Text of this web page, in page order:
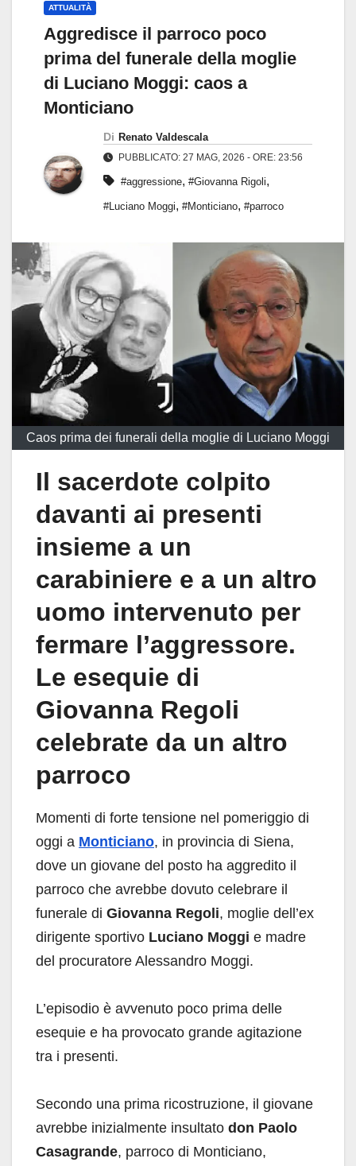
ATTUALITÀ
Aggredisce il parroco poco
prima del funerale della moglie
di Luciano Moggi: caos a
Monticiano
Di Renato Valdescala
PUBBLICATO: 27 MAG, 2026 - ORE: 23:56
#aggressione, #Giovanna Rigoli,
#Luciano Moggi, #Monticiano, #parroco
Caos prima dei funerali della moglie di Luciano Moggi
Il sacerdote colpito
davanti ai presenti
insieme a un
carabiniere e a un altro
uomo intervenuto per
fermare l’aggressore.
Le esequie di
Giovanna Regoli
celebrate da un altro
parroco
Momenti di forte tensione nel pomeriggio di
oggi a Monticiano, in provincia di Siena,
dove un giovane del posto ha aggredito il
parroco che avrebbe dovuto celebrare il
funerale di Giovanna Regoli, moglie dell’ex
dirigente sportivo Luciano Moggi e madre
del procuratore Alessandro Moggi.
L’episodio è avvenuto poco prima delle
esequie e ha provocato grande agitazione
tra i presenti.
Secondo una prima ricostruzione, il giovane
avrebbe inizialmente insultato don Paolo
Casagrande, parroco di Monticiano,